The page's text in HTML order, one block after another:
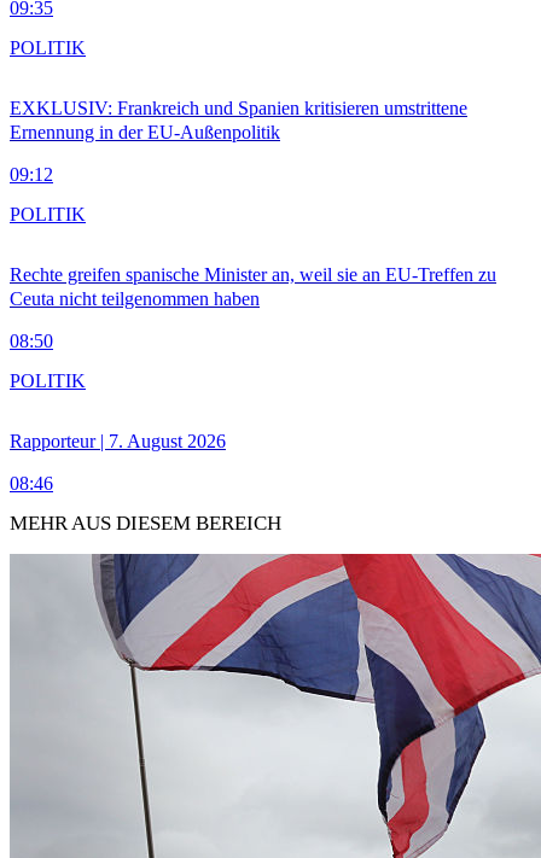
09:35
EXKLUSIV: Frankreich und Spanien kritisieren umstrittene
Ernennung in der EU-Außenpolitik
09:12
POLITIK
Rechte greifen spanische Minister an, weil sie an EU-Treffen zu
Ceuta nicht teilgenommen haben
08:50
POLITIK
Rapporteur | 7. August 2026
08:46
POLITIK
MEHR AUS DIESEM BEREICH